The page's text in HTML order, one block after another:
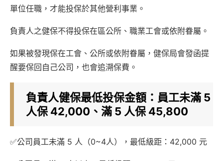
單位任職，才能投保於其他營利事業。
負責人之健保不得投保在區公所、職業工會或依附眷屬。
如果被發現保在工會、公所或依附眷屬，健保局會發函提
醒要保回自己公司，也會追溯保費。
負責人健保最低投保金額：員工未滿 5
人保 42,000、滿 5 人保 45,800
✅公司員工未滿 5 人（0~4人），最低級距：42,000 元